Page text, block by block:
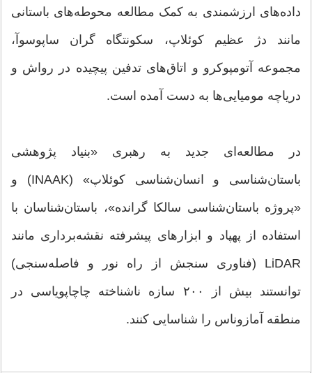
داده‌های ارزشمندی به کمک مطالعه محوطه‌های باستانی
مانند دژ عظیم کوئلاپ، سکونتگاه گران ساپوسوآ،
مجموعه آتومپوکرو و اتاق‌های تدفین پیچیده در رواش و
دریاچه مومیایی‌ها به دست آمده است.
در مطالعه‌ای جدید به رهبری «بنیاد پژوهشی
باستان‌شناسی و انسان‌شناسی کوئلاپ» (INAAK) و
«پروژه باستان‌شناسی سالکا گرانده»، باستان‌شناسان با
استفاده از پهپاد و ابزارهای پیشرفته نقشه‌برداری مانند
LiDAR (فناوری سنجش از راه نور و فاصله‌سنجی)
توانستند بیش از ۲۰۰ سازه ناشناخته چاچاپویاسی در
منطقه آمازوناس را شناسایی کنند.